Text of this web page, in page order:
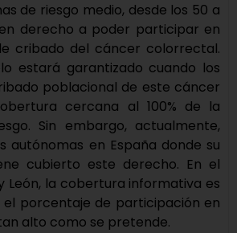
de riesgo medio, desde los 50 a
derecho a poder participar en
cribado del cáncer colorrectal.
estará garantizado cuando los
poblacional de este cáncer
cercana al 100% de la
Sin embargo, actualmente,
autónomas en España donde su
cubierto este derecho. En el
León, la cobertura informativa es
el porcentaje de participación en
alto como se pretende.